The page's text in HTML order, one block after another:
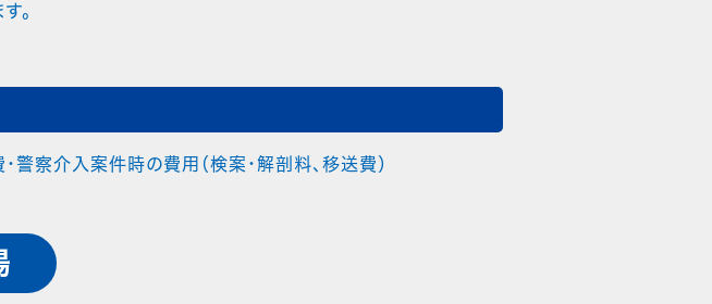
。
警察介入案件時の費用（検案・解剖料、移送費）